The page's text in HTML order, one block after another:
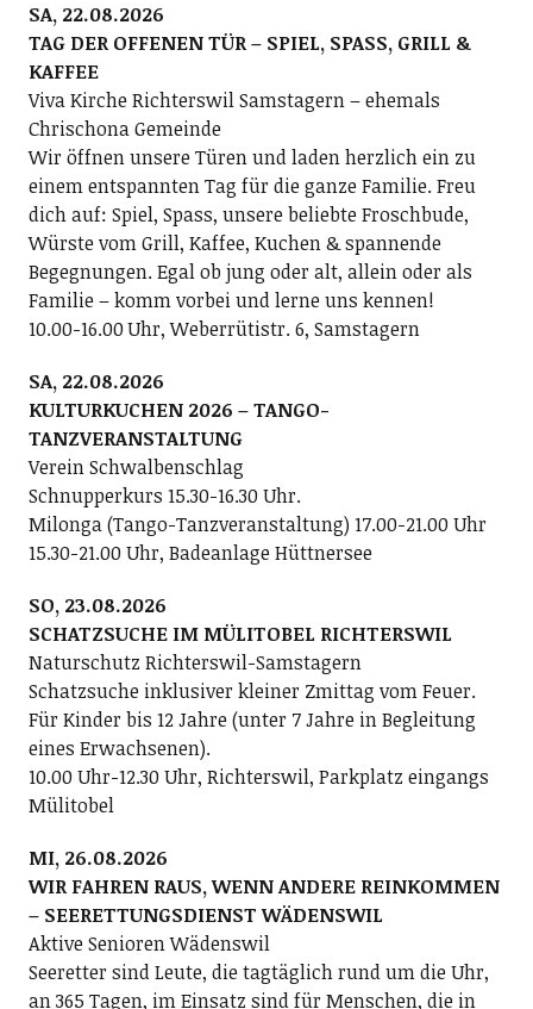
SA, 22.08.2026
TAG DER OFFENEN TÜR – SPIEL, SPASS, GRILL &
KAFFEE
Viva Kirche Richterswil Samstagern – ehemals
Chrischona Gemeinde
Wir öffnen unsere Türen und laden herzlich ein zu
einem entspannten Tag für die ganze Familie. Freu
dich auf: Spiel, Spass, unsere beliebte Froschbude,
Würste vom Grill, Kaffee, Kuchen & spannende
Begegnungen. Egal ob jung oder alt, allein oder als
Familie – komm vorbei und lerne uns kennen!
10.00-16.00 Uhr, Weberrütistr. 6, Samstagern
SA, 22.08.2026
KULTURKUCHEN 2026 – TANGO-
TANZVERANSTALTUNG
Verein Schwalbenschlag
Schnupperkurs 15.30-16.30 Uhr.
Milonga (Tango-Tanzveranstaltung) 17.00-21.00 Uhr
15.30-21.00 Uhr, Badeanlage Hüttnersee
SO, 23.08.2026
SCHATZSUCHE IM MÜLITOBEL RICHTERSWIL
Naturschutz Richterswil-Samstagern
Schatzsuche inklusiver kleiner Zmittag vom Feuer.
Für Kinder bis 12 Jahre (unter 7 Jahre in Begleitung
eines Erwachsenen).
10.00 Uhr-12.30 Uhr, Richterswil, Parkplatz eingangs
Mülitobel
MI, 26.08.2026
WIR FAHREN RAUS, WENN ANDERE REINKOMMEN
– SEERETTUNGSDIENST WÄDENSWIL
Aktive Senioren Wädenswil
Seeretter sind Leute, die tagtäglich rund um die Uhr,
an 365 Tagen, im Einsatz sind für Menschen, die in